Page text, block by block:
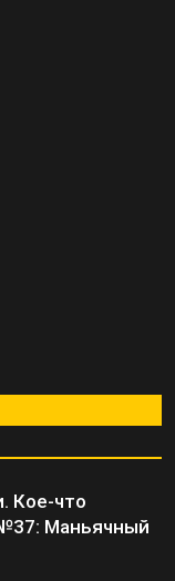
Кое-что
Маньячный